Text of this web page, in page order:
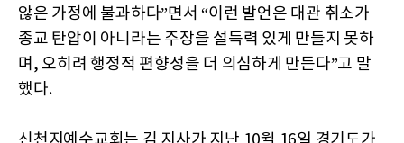
않은 가정에 불과하다”면서 “이런 발언은 대관 취소가
종교 탄압이 아니라는 주장을 설득력 있게 만들지 못하
며, 오히려 행정적 편향성을 더 의심하게 만든다”고 말
했다.